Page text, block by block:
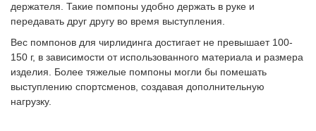
держателя. Такие помпоны удобно держать в руке и
передавать друг другу во время выступления.
Вес помпонов для чирлидинга достигает не превышает 100-
150 г, в зависимости от использованного материала и размера
изделия. Более тяжелые помпоны могли бы помешать
выступлению спортсменов, создавая дополнительную
нагрузку.